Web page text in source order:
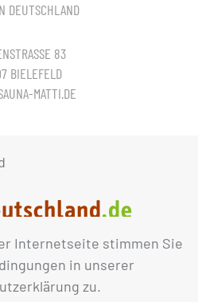
Internetseite stimmen Sie
in unserer
zu.
DEUTSCHLAND
83
BIELEFELD
MATTI.DE
IMPRESSUM DATENSCHUTZ